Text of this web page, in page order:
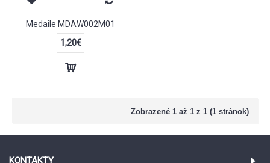
Medaile MDAW002M01
1,20€
Zobrazené 1 až 1 z 1 (1 stránok)
KONTAKTY